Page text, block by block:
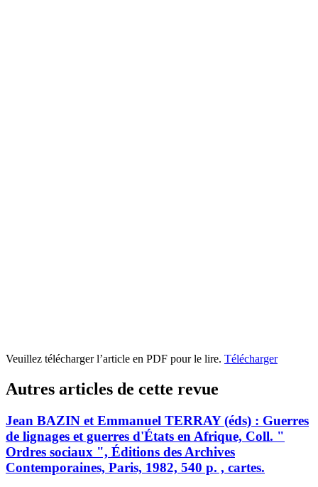
Veuillez télécharger l’article en PDF pour le lire. Télécharger
Autres articles de cette revue
Jean BAZIN et Emmanuel TERRAY (éds) : Guerres
de lignages et guerres d'États en Afrique, Coll. "
Ordres sociaux ", Éditions des Archives
Contemporaines, Paris, 1982, 540 p. , cartes.